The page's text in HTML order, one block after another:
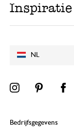
NL
Inspiratie
Bedrijfsgegevens